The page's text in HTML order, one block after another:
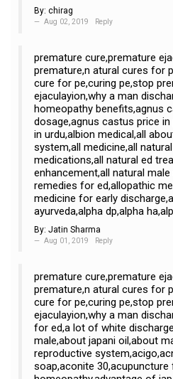
By: chirag
Aug 02, 2019 Reply
premature cure,premature
premature,n atural cures for
cure for pe,curing pe,stop
ejaculayion,why a man
homeopathy benefits,agnus
dosage,agnus castus price
in urdu,albion medical,all
system,all medicine,all
medications,all natural ed
enhancement,all natural
remedies for ed,allopathic
medicine for early
ayurveda,alpha dp,alpha
By: Jatin Sharma
Aug 01, 2019 Reply
premature cure,premature
premature,n atural cures for
cure for pe,curing pe,stop
ejaculayion,why a man
for ed,a lot of white
male,about japani oil,about
reproductive
soap,aconite 30,acupuncture